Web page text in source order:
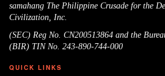
samahang The Philippine Crusade for the
Civilization, Inc.
(SEC) Reg No. CN200513864 and the
(BIR) TIN No. 243-890-744-000
QUICK LINKS